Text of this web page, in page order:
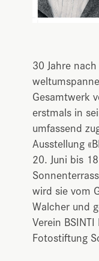
30 Jahre
Gesamtwerk
erstmals in
umfassend
Ausstellung
20. Juni bis
wird sie vom
Walcher und
Verein
Fotostiftung